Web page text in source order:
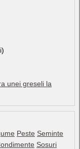
unei greseli la
Peste Seminte
Sosuri